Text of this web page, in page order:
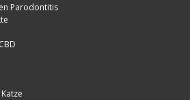
Parodontitis